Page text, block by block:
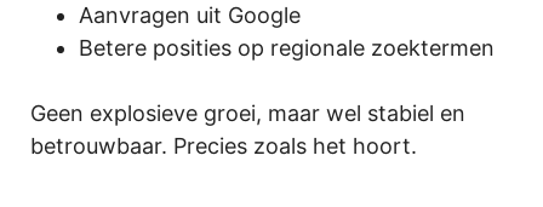
Aanvragen uit Google
Betere posities op regionale zoektermen
Geen explosieve groei, maar wel stabiel en
betrouwbaar. Precies zoals het hoort.